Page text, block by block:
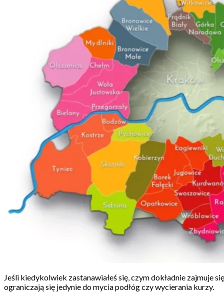
Jeśli kiedykolwiek zastanawiałeś się, czym dokładnie zajmuje
ograniczają się jedynie do mycia podłóg czy wycierania kurzy.